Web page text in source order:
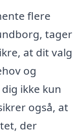
flere
tager
at dit valg
og
ikke kun
også, at
der